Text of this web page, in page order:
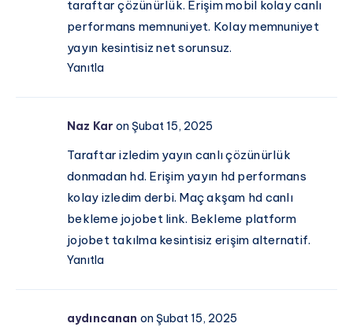
taraftar çözünürlük. Erişim mobil kolay canlı
performans memnuniyet. Kolay memnuniyet
yayın kesintisiz net sorunsuz.
Yanıtla
Naz Kar on Şubat 15, 2025
Taraftar izledim yayın canlı çözünürlük
donmadan hd. Erişim yayın hd performans
kolay izledim derbi. Maç akşam hd canlı
bekleme jojobet link. Bekleme platform
jojobet takılma kesintisiz erişim alternatif.
Yanıtla
aydıncanan on Şubat 15, 2025